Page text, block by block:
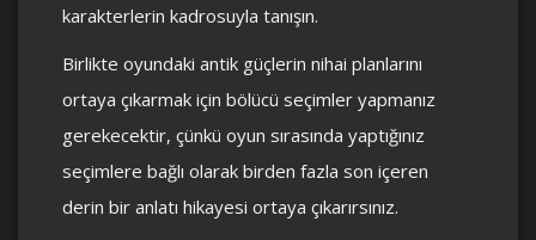
karakterlerin kadrosuyla tanışın.
Birlikte oyundaki antik güçlerin nihai planlarını
ortaya çıkarmak için bölücü seçimler yapmanız
gerekecektir, çünkü oyun sırasında yaptığınız
seçimlere bağlı olarak birden fazla son içeren
derin bir anlatı hikayesi ortaya çıkarırsınız.